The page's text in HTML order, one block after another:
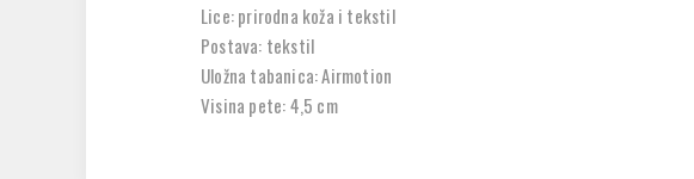
Lice: prirodna koža i tekstil
Postava: tekstil
Uložna tabanica: Airmotion
Visina pete: 4,5 cm